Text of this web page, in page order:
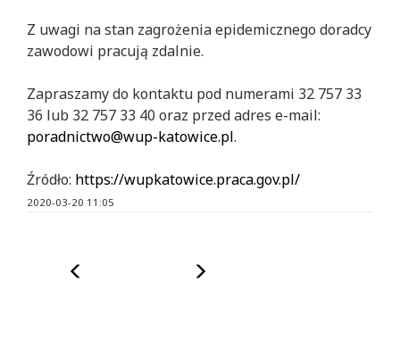
Z uwagi na stan zagrożenia epidemicznego doradcy
zawodowi pracują zdalnie.
Zapraszamy do kontaktu pod numerami 32 757 33
36 lub 32 757 33 40 oraz przed adres e-mail:
poradnictwo@wup-katowice.pl.
Źródło: https://wupkatowice.praca.gov.pl/
2020-03-20 11:05